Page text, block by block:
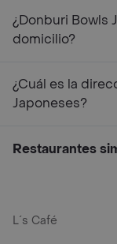
¿Donburi Bowls
domicilio?
¿Cuál es la
Japoneses?
Restaurantes
L´s Café